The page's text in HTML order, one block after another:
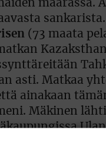
määrässä.
(73 maata
asti. Matkaa
ainakaan
Mäkinen
500
tapojensa